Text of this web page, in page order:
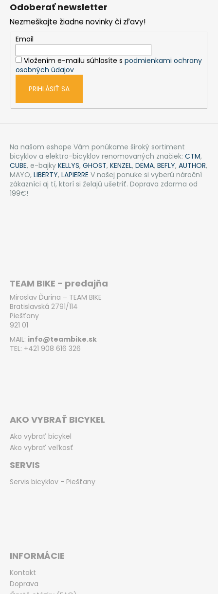
Odoberať newsletter
Nezmeškajte žiadne novinky či zľavy!
Email
Vložením e-mailu súhlasíte s podmienkami ochrany
osobných údajov
PRIHLÁSIŤ SA
Na našom eshope Vám ponúkame široký sortiment
bicyklov a elektro-bicyklov renomovaných značiek: CTM,
CUBE, e-bajky KELLYS, GHOST, KENZEL, DEMA, BEFLY, AUTHOR,
MAYO, LIBERTY, LAPIERRE V našej ponuke si vyberú nároční
zákazníci aj tí, ktorí si želajú ušetriť. Doprava zdarma od
199€!
TEAM BIKE - predajňa
Miroslav Ďurina – TEAM BIKE
Bratislavská 2791/114
Piešťany
921 01
MAIL: info@teambike.sk
TEL: +421 908 616 326
AKO VYBRAŤ BICYKEL
Ako vybrať bicykel
Ako vybrať veľkosť
SERVIS
Servis bicyklov - Piešťany
INFORMÁCIE
Kontakt
Doprava